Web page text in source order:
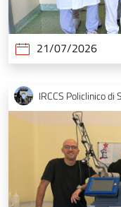
21/07/2026
IRCCS Policlinico di